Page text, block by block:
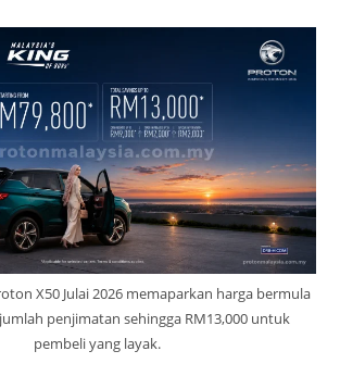
X50 Julai 2026 memaparkan harga bermula
penjimatan sehingga RM13,000 untuk
pembeli yang layak.